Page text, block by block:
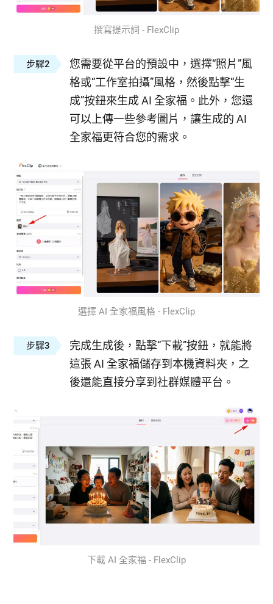
撰寫提示詞 - FlexClip
步驟2
您需要從平台的預設中，選擇“照片”風
格或“工作室拍攝”風格，然後點擊“生
成”按鈕來生成 AI 全家福。此外，您還
可以上傳一些參考圖片，讓生成的 AI
全家福更符合您的需求。
選擇 AI 全家福風格 - FlexClip
步驟3
完成生成後，點擊“下載”按鈕，就能將
這張 AI 全家福儲存到本機資料夾，之
後還能直接分享到社群媒體平台。
下載 AI 全家福 - FlexClip